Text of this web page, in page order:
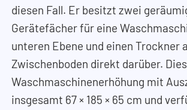
diesen Fall. Er besitzt zwei
Gerätefächer für eine
unteren Ebene und einen Trockner
Zwischenboden direkt darüber.
Waschmaschinenerhöhung mit
insgesamt 67 × 185 × 65 cm und